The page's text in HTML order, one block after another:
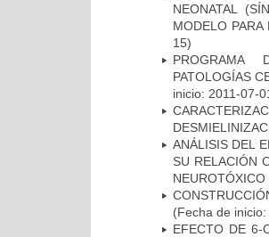
NEONATAL
MODELO
15)
PROGRAMA
PATOLOGÍAS
inicio: 2011-07-
ANÁLISIS DEL
SU RELACIÓN
NEUROTÓXICO
(Fecha de
EFECTO DE 6-